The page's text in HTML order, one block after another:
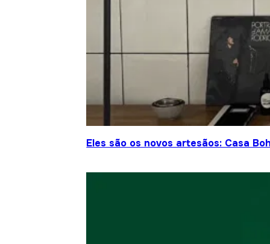
Eles são os novos artesãos: Casa